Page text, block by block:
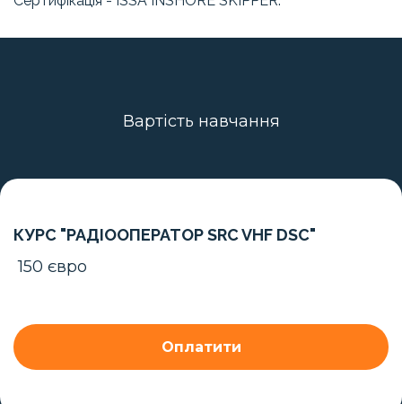
Вартість навчання
КУРС "РАДІООПЕРАТОР SRC VHF DSC"
150 євро
Оплатити